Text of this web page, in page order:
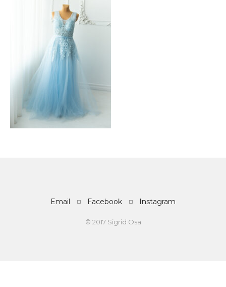
Email Facebook Instagram
© 2017 Sigrid Osa